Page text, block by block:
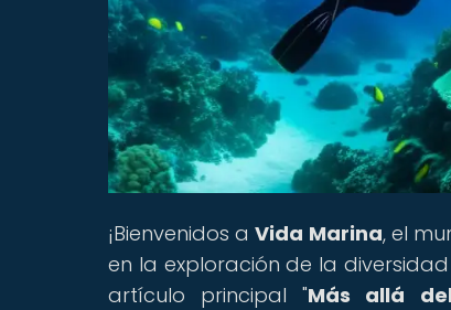
¡Bienvenidos aVida Marina, el
en la exploración de la
artículo principal "Más allá